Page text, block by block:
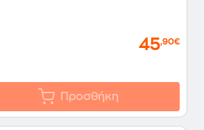
45,90€
Προσθήκη